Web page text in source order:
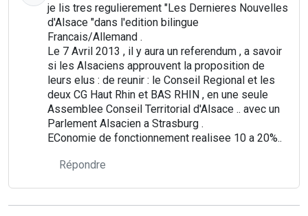
je lis tres regulierement "Les Dernieres Nouvelles
d'Alsace "dans l'edition bilingue
Francais/Allemand .
Le 7 Avril 2013 , il y aura un referendum , a savoir
si les Alsaciens approuvent la proposition de
leurs elus : de reunir : le Conseil Regional et les
deux CG Haut Rhin et BAS RHIN , en une seule
Assemblee Conseil Territorial d'Alsace .. avec un
Parlement Alsacien a Strasburg .
EConomie de fonctionnement realisee 10 a 20%..
Répondre